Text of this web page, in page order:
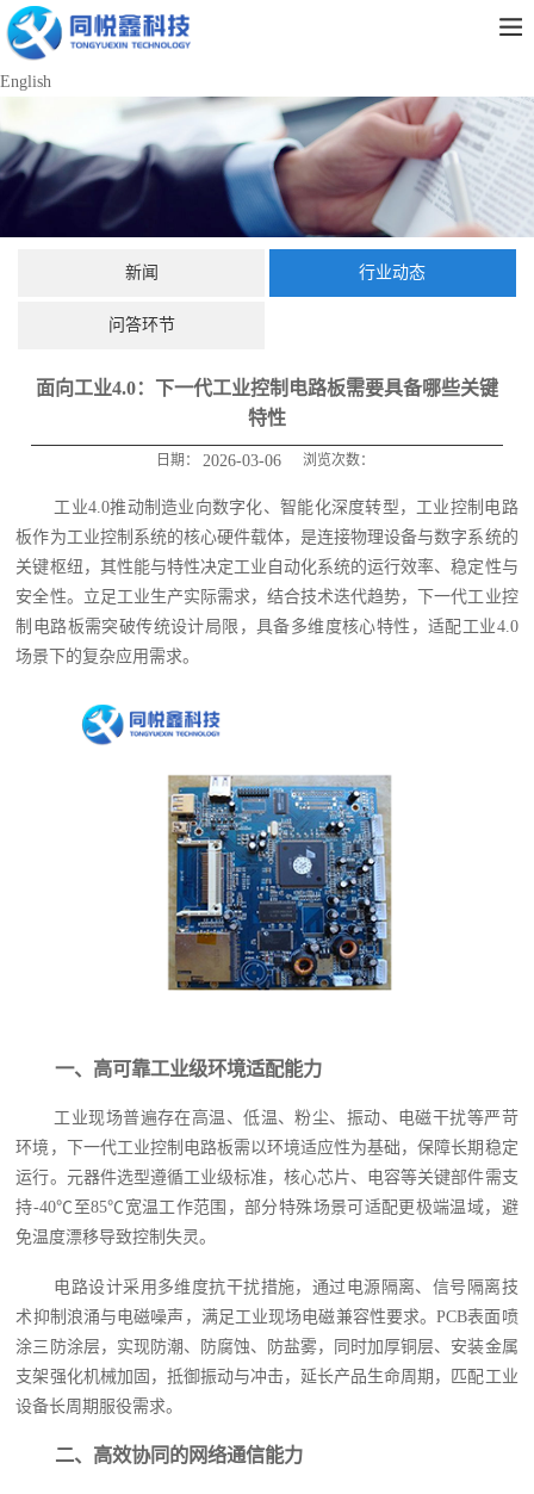
English
新闻 行业动态
问答环节
面向工业4.0：下一代工业控制电路板需要具备哪些关键
特性
日期： 2026-03-06 浏览次数：
工业4.0推动制造业向数字化、智能化深度转型，工业控制电路
板作为工业控制系统的核心硬件载体，是连接物理设备与数字系统的
关键枢纽，其性能与特性决定工业自动化系统的运行效率、稳定性与
安全性。立足工业生产实际需求，结合技术迭代趋势，下一代工业控
制电路板需突破传统设计局限，具备多维度核心特性，适配工业4.0
场景下的复杂应用需求。
一、高可靠工业级环境适配能力
工业现场普遍存在高温、低温、粉尘、振动、电磁干扰等严苛
环境，下一代工业控制电路板需以环境适应性为基础，保障长期稳定
运行。元器件选型遵循工业级标准，核心芯片、电容等关键部件需支
持-40℃至85℃宽温工作范围，部分特殊场景可适配更极端温域，避
免温度漂移导致控制失灵。
电路设计采用多维度抗干扰措施，通过电源隔离、信号隔离技
术抑制浪涌与电磁噪声，满足工业现场电磁兼容性要求。PCB表面喷
涂三防涂层，实现防潮、防腐蚀、防盐雾，同时加厚铜层、安装金属
支架强化机械加固，抵御振动与冲击，延长产品生命周期，匹配工业
设备长周期服役需求。
二、高效协同的网络通信能力